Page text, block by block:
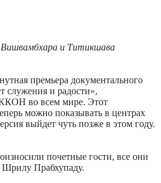
и Титикшава
премьера документального
и радости»,
во всем мире. Этот
можно показывать в центрах
выйдет чуть позже в этом году.
почетные гости, все они
Прабхупаду.